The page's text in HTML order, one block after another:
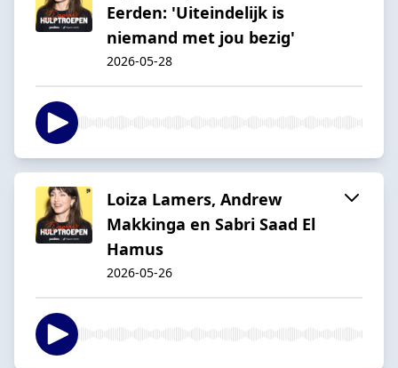
Eerden: 'Uiteindelijk is
niemand met jou bezig'
2026-05-28
Loiza Lamers, Andrew
Makkinga en Sabri Saad El
Hamus
2026-05-26